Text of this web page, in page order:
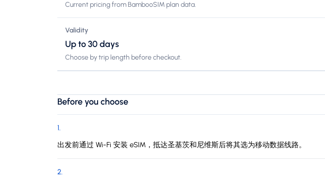
Current pricing from BambooSIM plan data.
Validity
Up to 30 days
Choose by trip length before checkout.
Before you choose
1.
出发前通过 Wi-Fi 安装 eSIM，抵达圣基茨和尼维斯后将其选为移动数据线路。
2.